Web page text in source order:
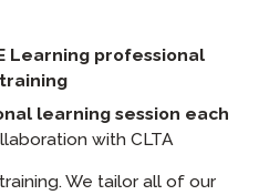
Learning professional
learning session each
with CLTA
We tailor all of our